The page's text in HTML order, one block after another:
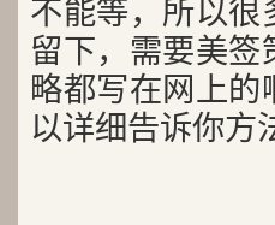
不能等，所以很
留下，需要美签
略都写在网上
以详细告诉你方